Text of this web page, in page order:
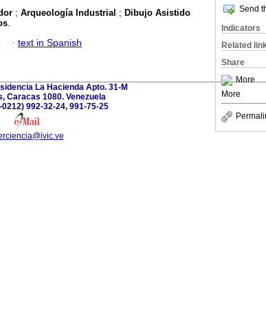
Send
Indicators
Related
Share
More
More
; Arqueología Industrial ; Dibujo Asistido
.
· text in Spanish
La Hacienda Apto. 31-M
Caracas 1080. Venezuela
992-32-24, 991-75-25